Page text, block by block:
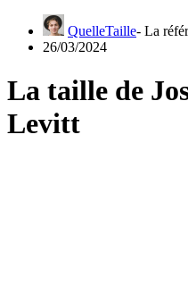
QuelleTaille
26/03/2024
La taille de
Levitt